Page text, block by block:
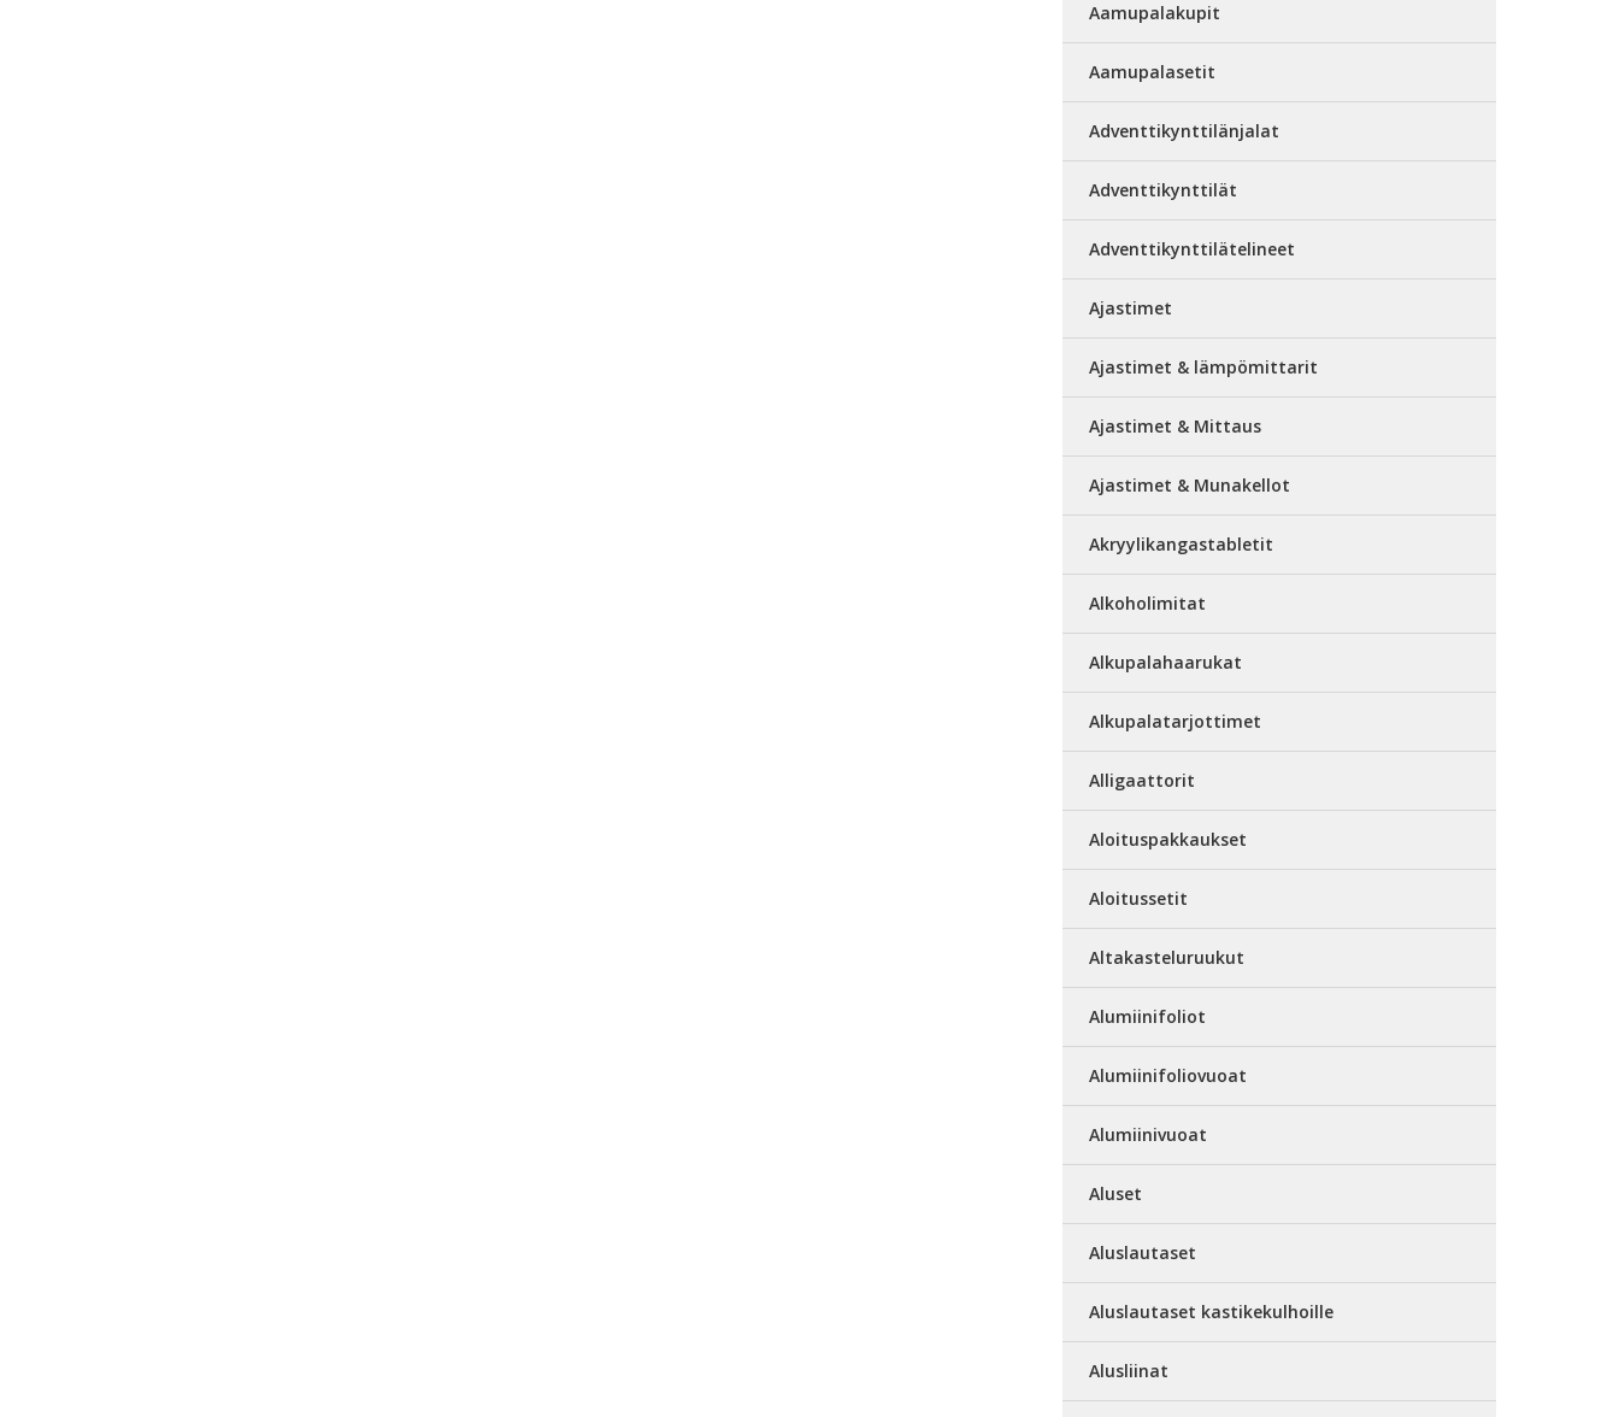
Aamupalakupit
Aamupalasetit
Adventtikynttilänjalat
Adventtikynttilät
Adventtikynttilätelineet
Ajastimet
Ajastimet & lämpömittarit
Ajastimet & Mittaus
Ajastimet & Munakellot
Akryylikangastabletit
Alkoholimitat
Alkupalahaarukat
Alkupalatarjottimet
Alligaattorit
Aloituspakkaukset
Aloitussetit
Altakasteluruukut
Alumiinifoliot
Alumiinifoliovuoat
Alumiinivuoat
Aluset
Aluslautaset
Aluslautaset kastikekulhoille
Alusliinat